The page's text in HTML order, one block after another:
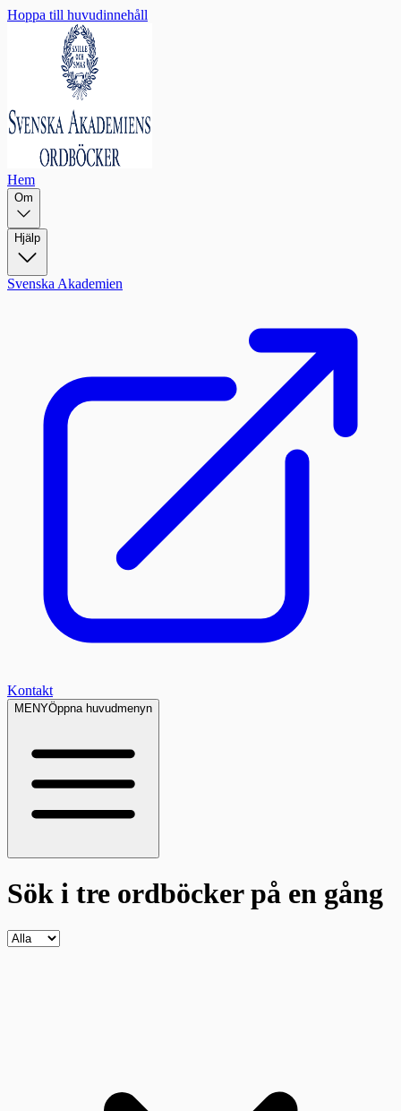
Hoppa till huvudinnehåll
Hem
Om
Hjälp
Svenska Akademien
Kontakt
MENYÖppna huvudmenyn
Sök i tre ordböckerpå en gång